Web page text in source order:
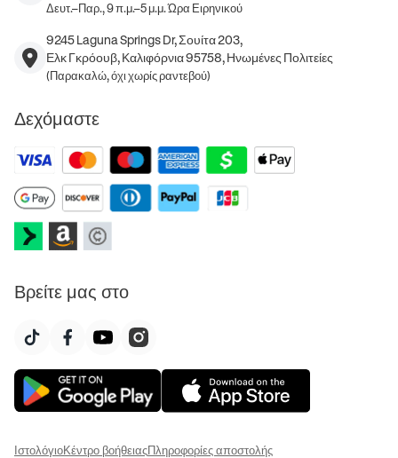
Δευτ.–Παρ., 9 π.μ.–5 μ.μ. Ώρα Ειρηνικού
9245 Laguna Springs Dr, Σουίτα 203,
Ελκ Γκρόουβ, Καλιφόρνια 95758, Ηνωμένες Πολιτείες
(Παρακαλώ, όχι χωρίς ραντεβού)
Δεχόμαστε
Βρείτε μας στο
ΙστολόγιοΚέντρο βοήθειαςΠληροφορίες αποστολής